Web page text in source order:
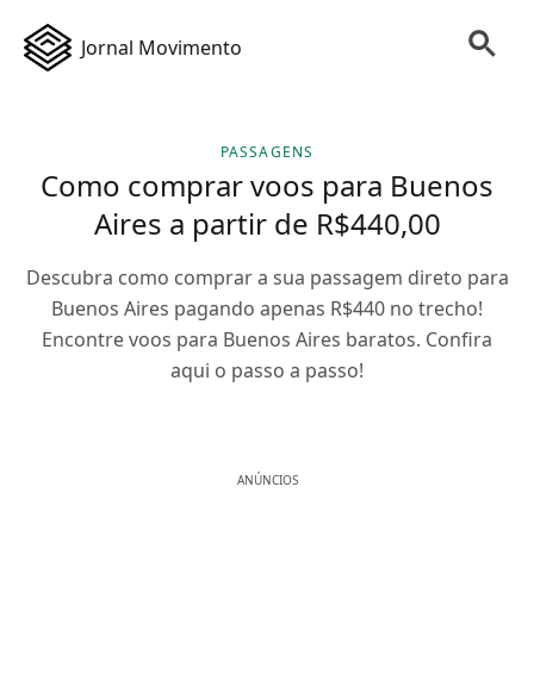
Jornal Movimento
PASSAGENS
Como comprar voos para Buenos
Aires a partir de R$440,00
Descubra como comprar a sua passagem direto para
Buenos Aires pagando apenas R$440 no trecho!
Encontre voos para Buenos Aires baratos. Confira
aqui o passo a passo!
ANÚNCIOS